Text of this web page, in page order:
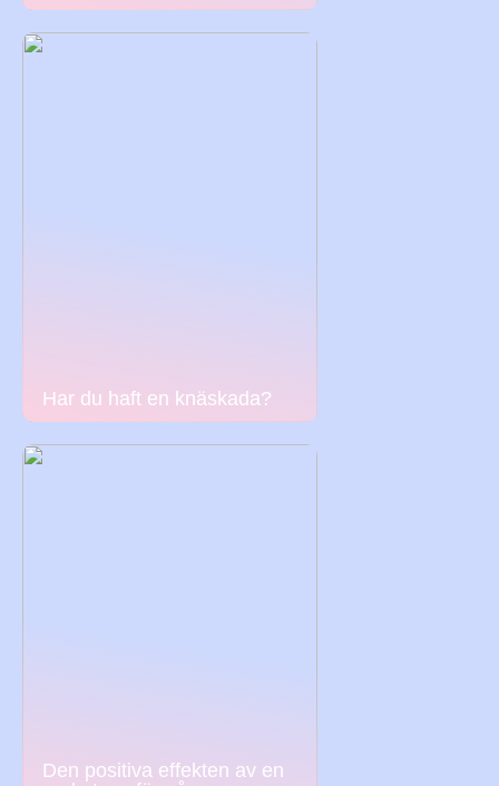
Har du haft en knäskada?
Den positiva effekten av en